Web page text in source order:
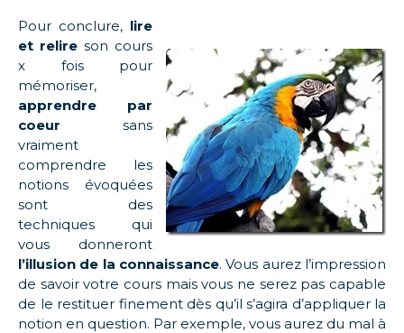
Pour conclure, lire
et relire son cours
x fois pour
mémoriser,
apprendre par
coeur sans
vraiment
comprendre les
notions évoquées
sont des
techniques qui
vous donneront
l’illusion de la connaissance. Vous aurez l’impression
de savoir votre cours mais vous ne serez pas capable
de le restituer finement dès qu’il s’agira d’appliquer la
notion en question. Par exemple, vous aurez du mal à